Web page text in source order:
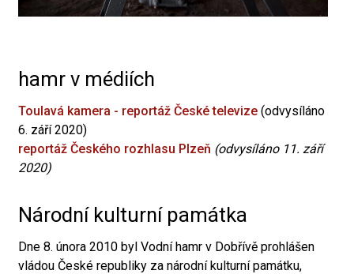
hamr v médiích
Toulavá kamera - reportáž České televize (odvysíláno
6. září 2020)
reportáž Českého rozhlasu Plzeň (odvysíláno 11. září
2020)
Národní kulturní památka
Dne 8. února 2010 byl Vodní hamr v Dobřívě prohlášen
vládou České republiky za národní kulturní památku,